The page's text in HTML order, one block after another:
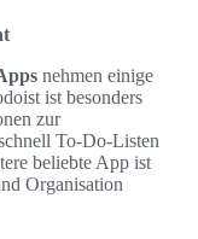
nehmen einige
ist besonders
zur
To-Do-Listen
beliebte App ist
Organisation